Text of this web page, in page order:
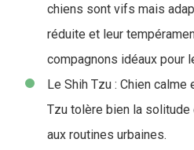
chiens sont vifs mais
réduite et leur
compagnons idéaux pour
Le Shih Tzu : Chien
Tzu tolère bien la solitude
aux routines urbaines.